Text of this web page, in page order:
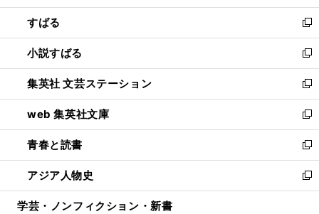
開
く
ウ
で
開
く
ン
ド
ウ
で
開
く
すばる
新
し
い
ウ
ィ
ン
ド
ウ
で
開
く
小説すばる
新
し
い
ウ
ィ
ン
ド
ウ
で
開
集英社 文芸ステーション
新
し
い
ウ
ィ
ン
ド
ウ
web 集英社文庫
新
し
い
ウ
ィ
ン
青春と読書
新
し
い
ウ
アジア人物史
新
し
学芸・ノンフィクション・新書